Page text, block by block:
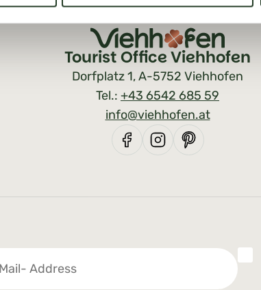
Tourist Office Viehhofen
Dorfplatz 1, A-5752 Viehhofen
Tel.: +43 6542 685 59
info@viehhofen.at